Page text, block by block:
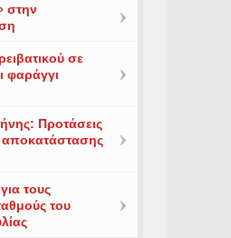
στην
σε
φαράγγι
Προτάσεις
αποκατάστασης
τους
του